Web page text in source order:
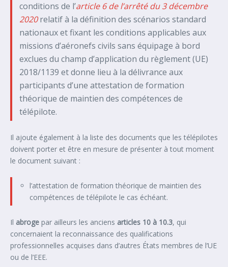
conditions de l’article 6 de l’arrêté du 3 décembre
2020relatif à la définition des scénarios standard
nationaux et fixant les conditions applicables aux
missions d’aéronefs civils sans équipage à bord
exclues du champ d’application du règlement (UE)
2018/1139 et donne lieu à la délivrance aux
participants d’une attestation de formation
théorique de maintien des compétences de
télépilote.
Il ajoute également à la liste des documents que les télépilotes
doivent porter et être en mesure de présenter à tout moment
le document suivant :
l’attestation de formation théorique de maintien des
compétences de télépilote le cas échéant.
Il abroge par ailleurs les anciens articles 10 à 10.3, qui
concernaient la reconnaissance des qualifications
professionnelles acquises dans d’autres États membres de l’UE
ou de l’EEE.